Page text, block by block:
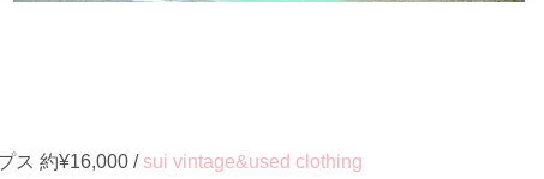
ス 約¥16,000 / sui vintage&used clothing